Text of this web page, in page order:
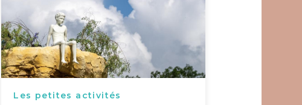
Les petites activités